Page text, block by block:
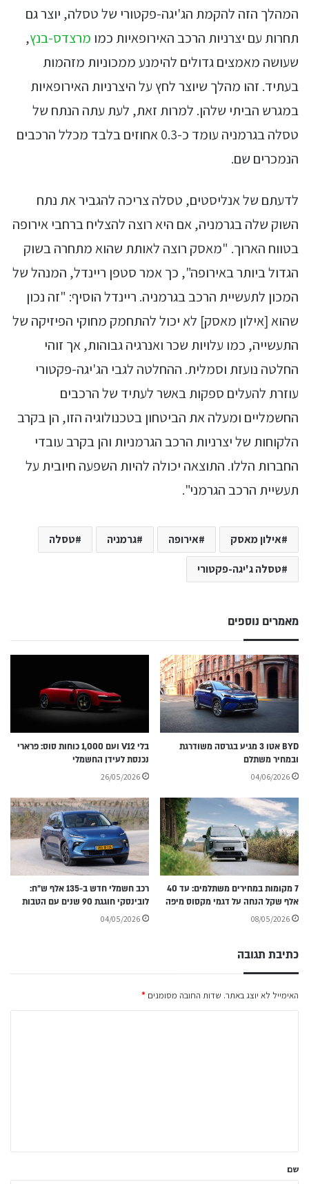
המהלך הזה להקמת הג'יגה-פקטורי של טסלה, יוצר גם
תחרות עם יצרניות הרכב האירופאיות כמו מרצדס-בנץ,
שעושה מאמצים גדולים להימנע ממכוניות מזהמות
בעתיד. זהו מהלך שיוצר לחץ על היצרניות האירופאיות
במגרש הביתי שלהן. למרות זאת, לעת עתה הנתח של
טסלה בגרמניה עומד כ-0.3 אחוזים בלבד מכלל הרכבים
הנמכרים שם.
לדעתם של אנליסטים, טסלה צריכה להגביר את נתח
השוק שלה בגרמניה, אם היא רוצה להצליח ברחבי אירופה
בטווח הארוך. "מאסק רוצה לאותת שהוא מתחרה בשוק
הגדול ביותר באירופה", כך אמר סטפן ריינדל, המנהל של
המכון לתעשיית הרכב בגרמניה. ריינדל הוסיף: "זה נכון
שהוא [אילון מאסק] לא יכול להתחמק מחוקי הפיזיקה של
התעשייה, כמו עלויות שכר ואנרגיה גבוהות, אך זוהי
החלטה נועזת וסמלית. ההחלטה לגבי הג'יגה-פקטורי
עוזרת להעלים ספקות באשר לעתיד של הרכבים
החשמליים ומעלה את הביטחון בטכנולוגיה הזו, הן בקרב
הלקוחות של יצרניות הרכב הגרמניות והן בקרב עובדי
החברות הללו. התוצאה יכולה להיות השפעה חיובית על
תעשיית הרכב הגרמני".
אילון מאסק אירופה גרמניה טסלה
טסלה ג'יגה-פקטורי
מאמרים נוספים
BYD אטו 3 מגיע בגרסה משודרגת
ובמחיר משתלם
04/06/2026
בלי V12 ועם 1,000 כוחות סוס: פרארי
נכנסת לעידן החשמלי
26/05/2026
7 מקומות במחירים משתלמים: עד 40
אלף שקל הנחה על דגמי מקסוס מיפה
08/05/2026
רכב חשמלי חדש ב-135 אלף ש״ח:
לובינסקי חוגגת 90 שנים עם הטבות
04/05/2026
כתיבת תגובה
האימייל לא יוצג באתר. שדות החובה מסומנים *
ל
שם